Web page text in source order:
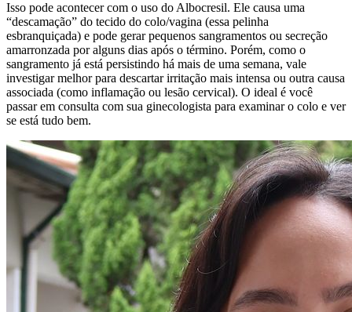
Isso pode acontecer com o uso do Albocresil. Ele causa uma
“descamação” do tecido do colo/vagina (essa pelinha
esbranquiçada) e pode gerar pequenos sangramentos ou secreção
amarronzada por alguns dias após o término. Porém, como o
sangramento já está persistindo há mais de uma semana, vale
investigar melhor para descartar irritação mais intensa ou outra causa
associada (como inflamação ou lesão cervical). O ideal é você
passar em consulta com sua ginecologista para examinar o colo e ver
se está tudo bem.